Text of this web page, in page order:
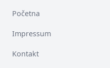
Početna
Impressum
Kontakt